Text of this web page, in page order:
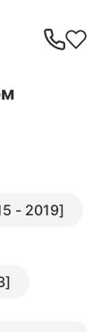
- 2019]